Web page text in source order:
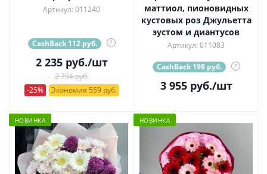
Артикул: 011240
CashBack 112 руб. ?
2 235руб./шт
2 794 руб.
-25%
Экономия 559 руб.
маттиол, пионовидных
кустовых роз Джульетта
эустом и диантусов
Артикул: 011083
CashBack 198 руб. ?
3 955руб./шт
НОВИНКА НОВИНКА